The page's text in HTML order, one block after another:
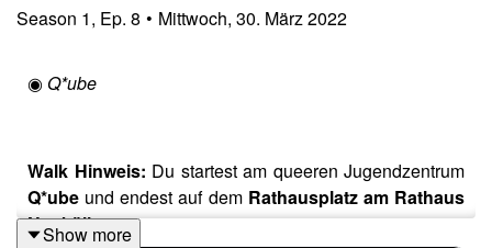
Season 1, Ep. 8 • Mittwoch, 30. März 2022
◉ Q*ube
Walk Hinweis: Du startest am queeren Jugendzentrum
Q*ube und endest auf dem Rathausplatz am Rathaus
Neukölln.
Show more